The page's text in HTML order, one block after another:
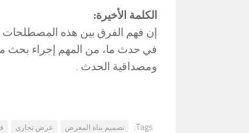
الكلمة الأخيرة:
إن فهم الفرق بين هذه
ومصداقية الحدث .
Tags: تصميم بناة المعرض عرض تجاري